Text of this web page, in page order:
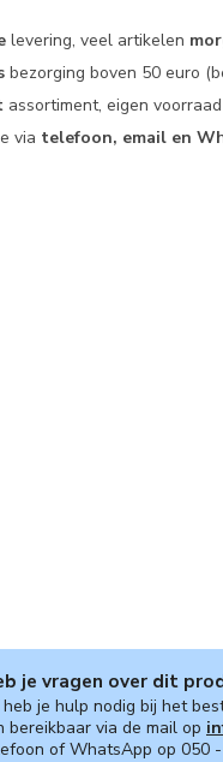
levering, veel artikelen
bezorging boven 50 euro
assortiment, eigen voorraad
via telefoon, email en
je vragen over dit
je hulp nodig bij het
bereikbaar via de mail op
of WhatsApp op 050